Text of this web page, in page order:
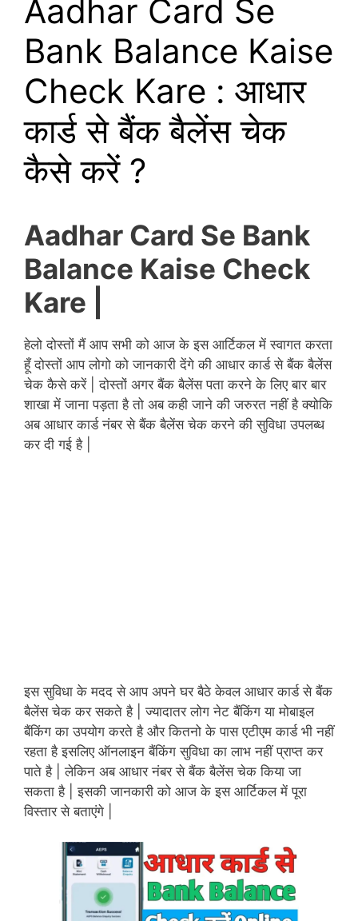
Aadhar Card Se
Bank Balance Kaise
Check Kare : आधार
कार्ड से बैंक बैलेंस चेक
कैसे करें ?
Aadhar Card Se Bank
Balance Kaise Check
Kare |
हेलो दोस्तों मैं आप सभी को आज के इस आर्टिकल में स्वागत करता
हूँ दोस्तों आप लोगो को जानकारी देंगे की आधार कार्ड से बैंक बैलेंस
चेक कैसे करें | दोस्तों अगर बैंक बैलेंस पता करने के लिए बार बार
शाखा में जाना पड़ता है तो अब कही जाने की जरुरत नहीं है क्योकि
अब आधार कार्ड नंबर से बैंक बैलेंस चेक करने की सुविधा उपलब्ध
कर दी गई है |
इस सुविधा के मदद से आप अपने घर बैठे केवल आधार कार्ड से बैंक
बैलेंस चेक कर सकते है | ज्यादातर लोग नेट बैंकिंग या मोबाइल
बैंकिंग का उपयोग करते है और कितनो के पास एटीएम कार्ड भी नहीं
रहता है इसलिए ऑनलाइन बैंकिंग सुविधा का लाभ नहीं प्राप्त कर
पाते है | लेकिन अब आधार नंबर से बैंक बैलेंस चेक किया जा
सकता है | इसकी जानकारी को आज के इस आर्टिकल में पूरा
विस्तार से बताएंगे |